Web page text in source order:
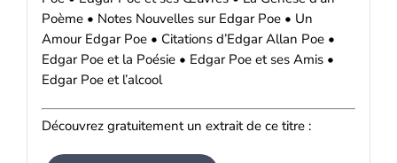
Poème • Notes Nouvelles sur Edgar Poe • Un
Amour Edgar Poe • Citations d’Edgar Allan Poe •
Edgar Poe et la Poésie • Edgar Poe et ses Amis •
Edgar Poe et l’alcool
Découvrez gratuitement un extrait de ce titre :